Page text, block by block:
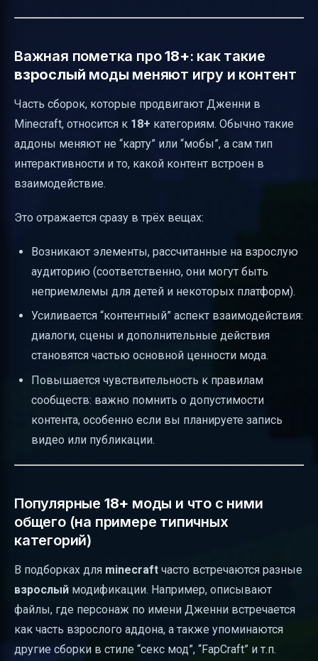
Важная пометка про18+: как такие
взрослый моды меняют игру и контент
Часть сборок, которые продвигают Дженни в
Minecraft, относится к 18+ категориям. Обычно такие
аддоны меняют не “карту” или “мобы”, а сам тип
интерактивности и то, какой контент встроен в
взаимодействие.
Это отражается сразу в трёх вещах:
Возникают элементы, рассчитанные на взрослую
аудиторию (соответственно, они могут быть
неприемлемы для детей и некоторых платформ).
Усиливается “контентный” аспект взаимодействия:
диалоги, сцены и дополнительные действия
становятся частью основной ценности мода.
Повышается чувствительность к правилам
сообществ: важно помнить о допустимости
контента, особенно если вы планируете запись
видео или публикации.
Популярные 18+ моды и что с ними
общего (на примере типичных
категорий)
В подборках для minecraft часто встречаются разные
взрослый модификации. Например, описывают
файлы, где персонаж по имени Дженни встречается
как часть взрослого аддона, а также упоминаются
другие сборки в стиле “секс мод”, “FapCraft” и т.п.